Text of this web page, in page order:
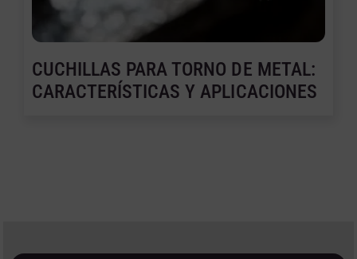
CUCHILLAS PARA TORNO DE METAL:
CARACTERÍSTICAS Y APLICACIONES